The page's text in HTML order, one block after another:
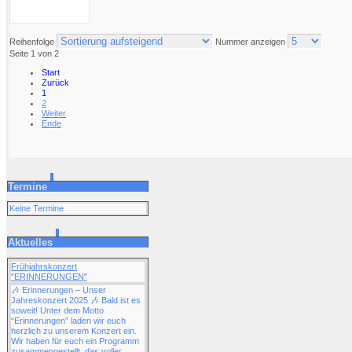
Reihenfolge
Nummer anzeigen
Seite 1 von 2
Start
Zurück
1
2
Weiter
Ende
Termine
Keine Termine
Aktuelles
Frühjahrskonzert
"ERINNERUNGEN"
🎶 Erinnerungen – Unser
Jahreskonzert 2025 🎶 Bald ist es
soweit! Unter dem Motto
“Erinnerungen” laden wir euch
herzlich zu unserem Konzert ein.
Wir haben für euch ein Programm